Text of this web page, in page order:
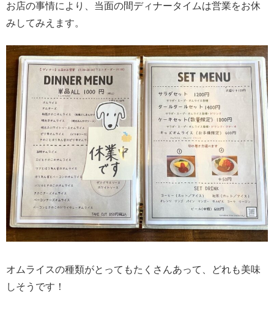
お店の事情により、当面の間ディナータイムは営業をお休
みしてみえます。
オムライスの種類がとってもたくさんあって、どれも美味
しそうです！